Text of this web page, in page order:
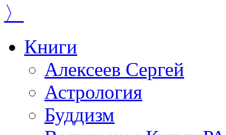
〉
Книги
Алексеев Сергей
Астрология
Буддизм